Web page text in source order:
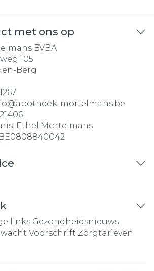
met ons op
BVBA
105
Berg
apotheek-mortelmans.be
Ethel Mortelmans
BE0808840042
links Gezondheidsnieuws
Voorschrift Zorgtarieven